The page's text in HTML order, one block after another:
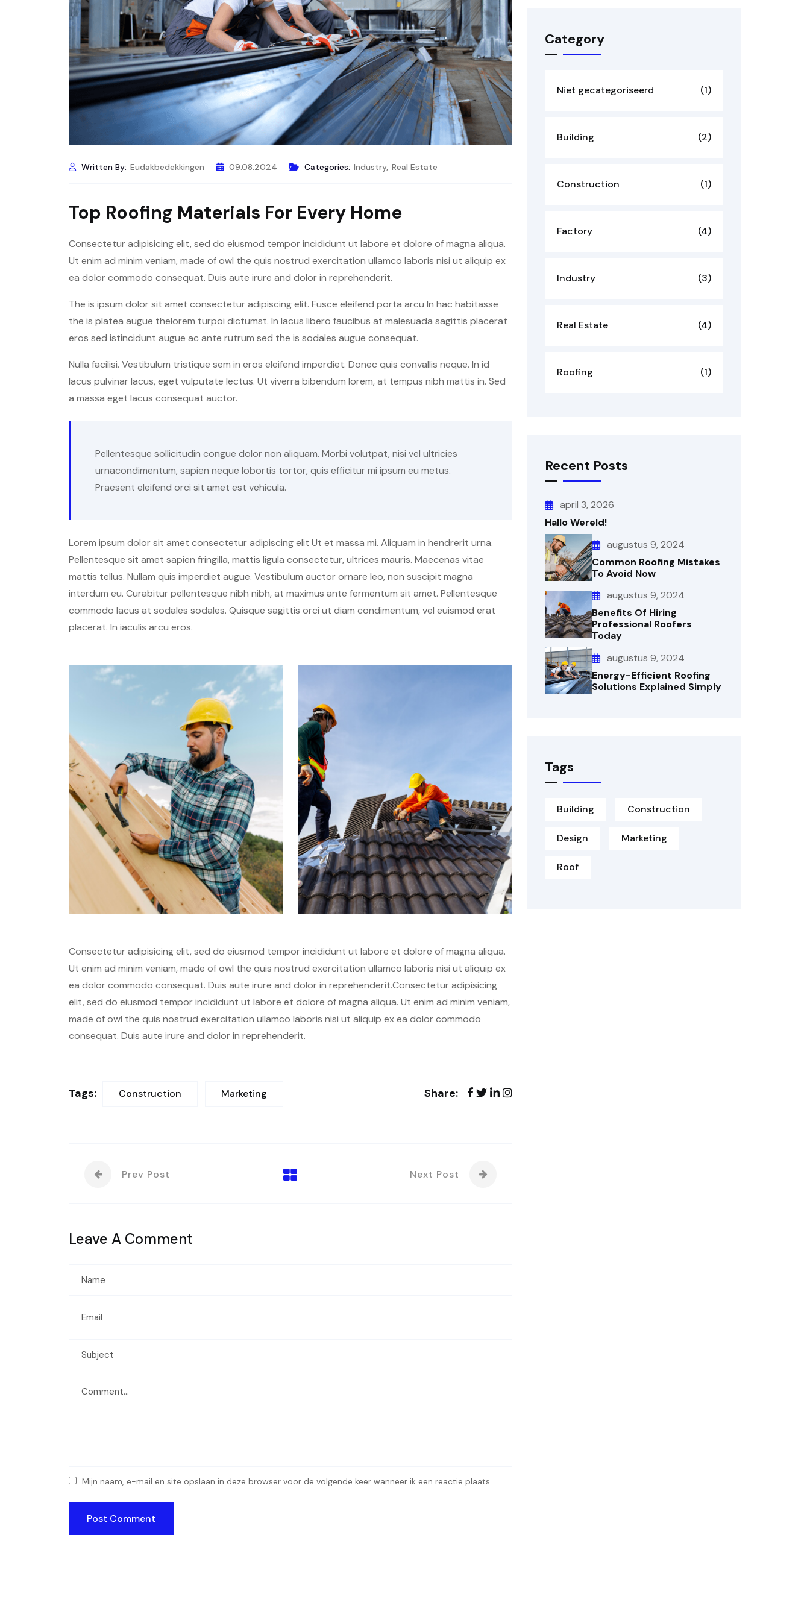
Written By: Eudakbedekkingen 09.08.2024 Categories: Industry, Real Estate
Top Roofing Materials For Every Home
Consectetur adipisicing elit, sed do eiusmod tempor incididunt ut labore et dolore of magna aliqua.
Ut enim ad minim veniam, made of owl the quis nostrud exercitation ullamco laboris nisi ut aliquip ex
ea dolor commodo consequat. Duis aute irure and dolor in reprehenderit.
The is ipsum dolor sit amet consectetur adipiscing elit. Fusce eleifend porta arcu In hac habitasse
the is platea augue thelorem turpoi dictumst. In lacus libero faucibus at malesuada sagittis placerat
eros sed istincidunt augue ac ante rutrum sed the is sodales augue consequat.
Nulla facilisi. Vestibulum tristique sem in eros eleifend imperdiet. Donec quis convallis neque. In id
lacus pulvinar lacus, eget vulputate lectus. Ut viverra bibendum lorem, at tempus nibh mattis in. Sed
a massa eget lacus consequat auctor.
Pellentesque sollicitudin congue dolor non aliquam. Morbi volutpat, nisi vel ultricies
urnacondimentum, sapien neque lobortis tortor, quis efficitur mi ipsum eu metus.
Praesent eleifend orci sit amet est vehicula.
Lorem ipsum dolor sit amet consectetur adipiscing elit Ut et massa mi. Aliquam in hendrerit urna.
Pellentesque sit amet sapien fringilla, mattis ligula consectetur, ultrices mauris. Maecenas vitae
mattis tellus. Nullam quis imperdiet augue. Vestibulum auctor ornare leo, non suscipit magna
interdum eu. Curabitur pellentesque nibh nibh, at maximus ante fermentum sit amet. Pellentesque
commodo lacus at sodales sodales. Quisque sagittis orci ut diam condimentum, vel euismod erat
placerat. In iaculis arcu eros.
Consectetur adipisicing elit, sed do eiusmod tempor incididunt ut labore et dolore of magna aliqua.
Ut enim ad minim veniam, made of owl the quis nostrud exercitation ullamco laboris nisi ut aliquip ex
ea dolor commodo consequat. Duis aute irure and dolor in reprehenderit.Consectetur adipisicing
elit, sed do eiusmod tempor incididunt ut labore et dolore of magna aliqua. Ut enim ad minim veniam,
made of owl the quis nostrud exercitation ullamco laboris nisi ut aliquip ex ea dolor commodo
consequat. Duis aute irure and dolor in reprehenderit.
Tags: Construction Marketing Share:
Prev Post Next Post
Leave A Comment
Mijn naam, e-mail en site opslaan in deze browser voor de volgende keer wanneer ik een reactie plaats.
Category
Niet gecategoriseerd (1)
Building (2)
Construction (1)
Factory (4)
Industry (3)
Real Estate (4)
Roofing (1)
Recent Posts
april 3, 2026
Hallo Wereld!
augustus 9, 2024
Common Roofing Mistakes
To Avoid Now
augustus 9, 2024
Benefits Of Hiring
Professional Roofers
Today
augustus 9, 2024
Energy-Efficient Roofing
Solutions Explained Simply
Tags
Building Construction
Design Marketing
Roof